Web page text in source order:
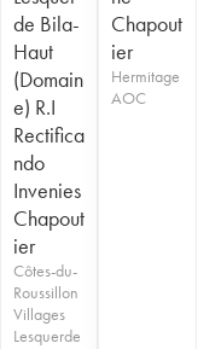
T
de Bila-
Haut
(Domain
e) R.I
Rectifica
ndo
Invenies
Chapout
ier
Côtes-du-
Roussillon
Villages
Lesquerde
Chapout
ier
Hermitage
AOC